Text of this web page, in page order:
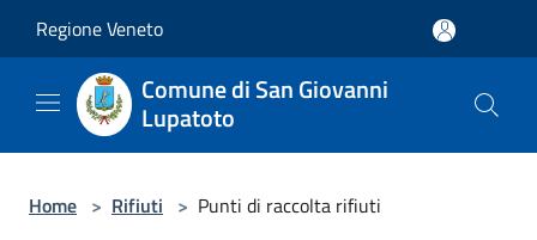
Regione Veneto
Comune di San Giovanni
Lupatoto
Home > Rifiuti > Punti di raccolta rifiuti